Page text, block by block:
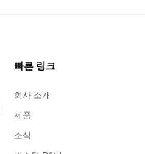
빠른 링크
회사 소개
제품
소식